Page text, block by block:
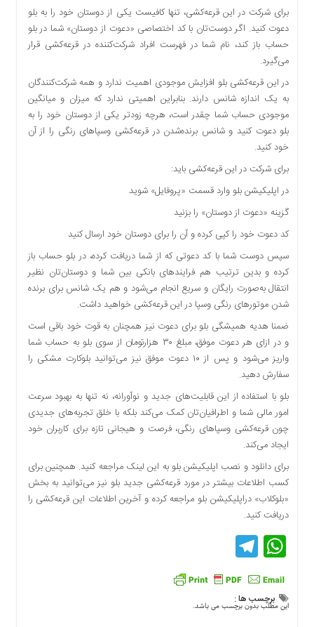
برای شرکت در این قرعه‌کشی، تنها کافیست یکی از دوستان خود را به بلو
دعوت کنید. اگر دوست‌تان با کد اختصاصی «دعوت از دوستان» شما در بلو
حساب باز کند، نام شما در فهرست افراد شرکت‌کننده در قرعه‌کشی قرار
می‌گیرد.
در این قرعه‌کشی بلو افزایش موجودی اهمیت ندارد و همه شرکت‌کنندگان
به یک اندازه شانس دارند. بنابراین اهمیتی ندارد که میزان و میانگین
موجودی حساب شما چقدر است، هرچه زودتر یکی از دوستان خود را به
بلو دعوت کنید و شانس برنده‌شدن در قرعه‌کشی وسپاهای رنگی را از آن
خود کنید.
برای شرکت در این قرعه‌کشی باید:
در اپلیکیشن بلو وارد قسمت «پروفایل» شوید
گزینه «دعوت از دوستان» را بزنید
کد دعوت خود را کپی کرده و آن را برای دوستان خود ارسال کنید
سپس دوست شما با کد دعوتی که از شما دریافت کرده، در بلو حساب باز
کرده و بدین ترتیب هم فرایند‌های بانکی بین شما و دوستان‌تان نظیر
انتقال به‌صورت رایگان و سریع انجام می‌شود و هم یک شانس برای برنده
شدن موتورهای رنگی وسپا در این قرعه‌کشی خواهید داشت.
ضمنا هدیه همیشگی بلو برای دعوت نیز همچنان به قوت خود باقی است
و در ازای هر دعوت موفق، مبلغ ۳۰ هزارتومان از سوی بلو به حساب شما
واریز می‌شود و پس از ۱۰ دعوت موفق نیز می‌توانید بلوکارت مشکی را
سفارش دهید.
بلو با استفاده از این قابلیت‌های جدید و نوآورانه، نه تنها به بهبود سرعت
امور مالی شما و اطرافیان‌تان کمک می‌کند بلکه با خلق تجربه‌های جدیدی
چون قرعه‌کشی وسپاهای رنگی، فرصت و هیجانی تازه برای کاربران خود
ایجاد می‌کند.
برای دانلود و نصب اپلیکیشن بلو به این لینک مراجعه کنید. همچنین برای
کسب اطلاعات بیشتر در مورد قرعه‌کشی جدید بلو نیز می‌توانید به بخش
«بلوکلاب» دراپلیکیشن بلو مراجعه کرده و آخرین اطلاعات این قرعه‌کشی را
دریافت کنید.
WhatsApp
Telegram
برچسب ها :
این مطلب بدون برچسب می باشد.